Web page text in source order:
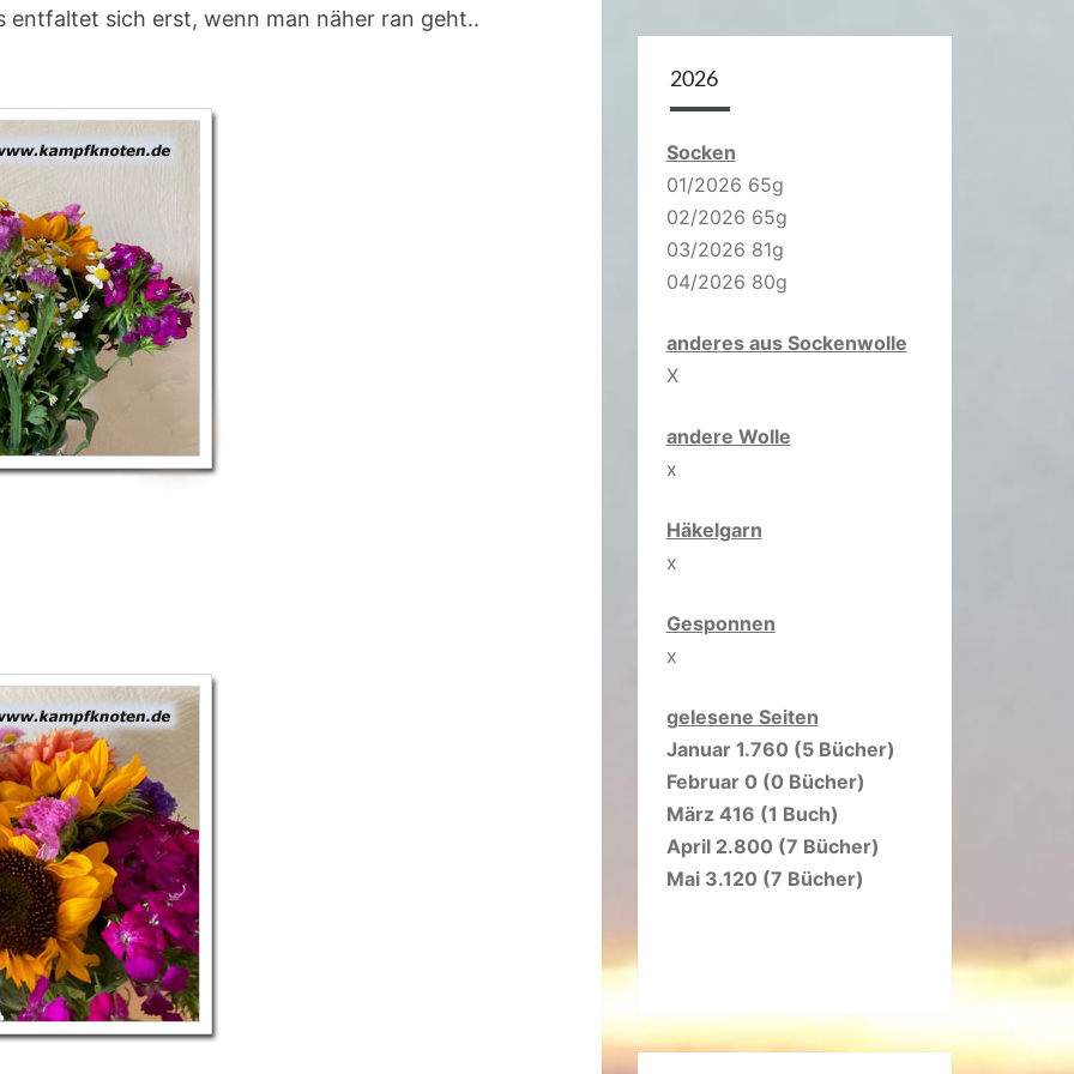
2
(
G
P
O
S
T
E
T
I
R
W
O
C
H
E
V
E
R
S
entfaltet sich erst, wenn man näher ran geht..
2026
Socken
01/2026 65g
02/2026 65g
03/2026 81g
04/2026 80g
anderes aus Sockenwolle
X
andere Wolle
x
Häkelgarn
x
Gesponnen
x
gelesene Seiten
Januar 1.760 (5 Bücher)
Februar 0 (0 Bücher)
März 416 (1 Buch)
April 2.800 (7 Bücher)
Mai 3.120 (7 Bücher)